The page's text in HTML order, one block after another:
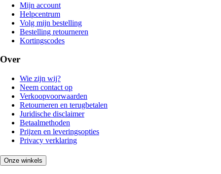
Mijn account
Helpcentrum
Volg mijn bestelling
Bestelling retourneren
Kortingscodes
Over
Wie zijn wij?
Neem contact op
Verkoopvoorwaarden
Retourneren en terugbetalen
Juridische disclaimer
Betaalmethoden
Prijzen en leveringsopties
Privacy verklaring
Onze winkels